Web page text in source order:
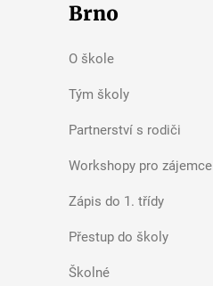
Brno
O škole
Tým školy
Partnerství s rodiči
Workshopy pro zájemce
Zápis do 1. třídy
Přestup do školy
Školné